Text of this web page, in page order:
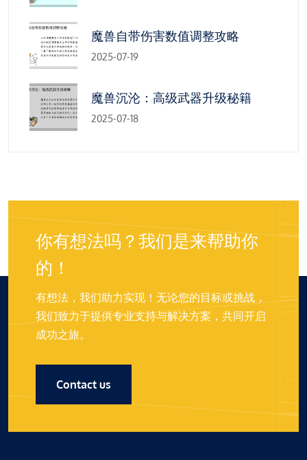
魔兽自带伤害数值调整攻略
2025-07-19
魔兽沉沦：高级武器升级秘籍
2025-07-18
你有想法吗？我们是来帮助你
的！
有想法，我们助力实现！无论您的目标或挑战，
我们致力于提供专业支持与解决方案，共同开启
成功之旅。
Contact us